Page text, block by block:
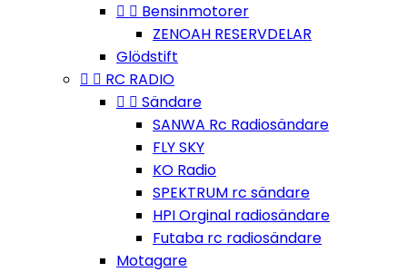
  Bensinmotorer
ZENOAH RESERVDELAR
Glödstift
  RC RADIO
  Sändare
SANWA Rc Radiosändare
FLY SKY
KO Radio
SPEKTRUM rc sändare
HPI Orginal radiosändare
Futaba rc radiosändare
Motagare